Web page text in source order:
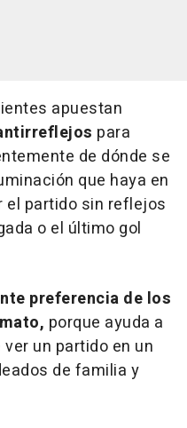
apuestan
para
de dónde se
que haya en
el partido sin reflejos
o el último gol
preferencia de los
porque ayuda a
un partido en un
de familia y